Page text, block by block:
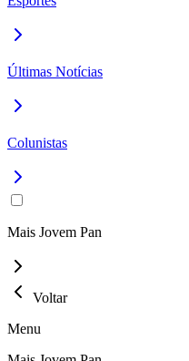
Últimas Notícias
Colunistas
Mais Jovem Pan
Voltar
Menu